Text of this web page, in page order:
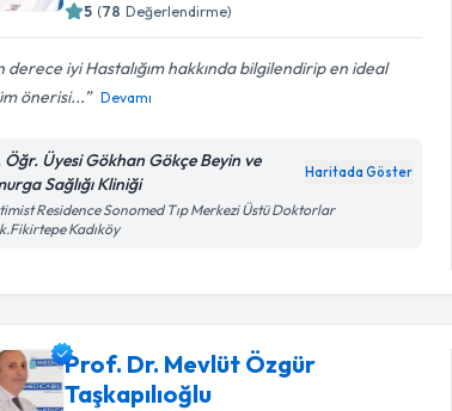
5 (78 Değerlendirme)
derece iyi Hastalığım hakkında bilgilendirip en ideal
önerisi...
Devamı
Öğr. Üyesi Gökhan Gökçe Beyin ve
Sağlığı Kliniği
Haritada Göster
Residence Sonomed Tıp Merkezi Üstü Doktorlar
Kadıköy
Prof. Dr. Mevlüt Özgür
Taşkapılıoğlu